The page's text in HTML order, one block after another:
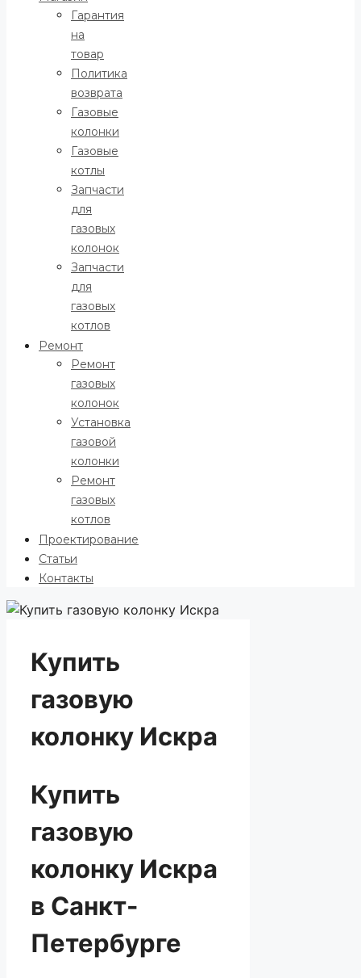
Гарантия
на
товар
Политика
возврата
Газовые
колонки
Газовые
котлы
Запчасти
для
газовых
колонок
Запчасти
для
газовых
котлов
Ремонт
Ремонт
газовых
колонок
Установка
газовой
колонки
Ремонт
газовых
котлов
Проектирование
Статьи
Контакты
Купить
газовую
колонку Искра
Купить
газовую
колонку Искра
в Санкт-
Петербурге